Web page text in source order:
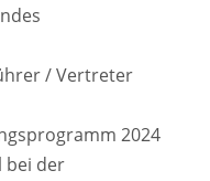
/ Vertreter
2024
bei der